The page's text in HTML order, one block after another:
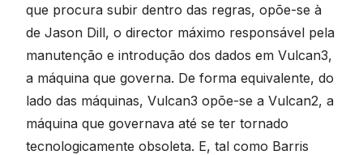
que procura subir dentro das regras, opõe-se à
de Jason Dill, o director máximo responsável pela
manutenção e introdução dos dados em Vulcan3,
a máquina que governa. De forma equivalente, do
lado das máquinas, Vulcan3 opõe-se a Vulcan2, a
máquina que governava até se ter tornado
tecnologicamente obsoleta. E, tal como Barris